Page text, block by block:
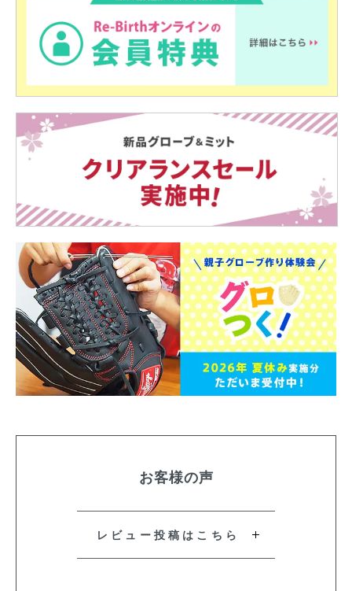
お客様の声
レビュー投稿はこちら